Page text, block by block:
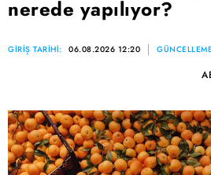
nerede yapılıyor?
GİRİŞ TARİHİ: 06.08.2026 12:20